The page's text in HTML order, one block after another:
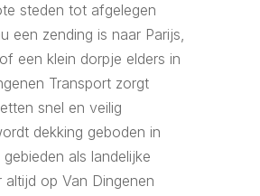
steden tot afgelegen
een zending is naar Parijs,
een klein dorpje elders in
Transport zorgt
snel en veilig
dekking geboden in
als landelijke
altijd op Van Dingenen